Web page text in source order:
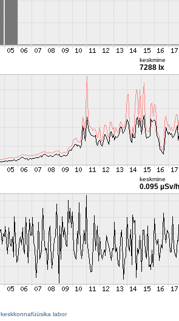
keskmine
7288 lx
keskmine
0.095 µSv/h
keskkonnafüüsika labor